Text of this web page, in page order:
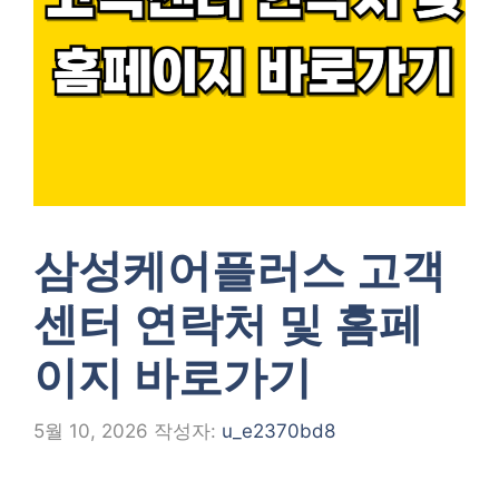
삼성케어플러스 고객
센터 연락처 및 홈페
이지 바로가기
5월 10, 2026 작성자: u_e2370bd8